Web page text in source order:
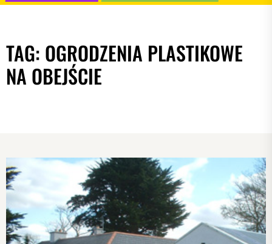
TAG: OGRODZENIA PLASTIKOWE
NA OBEJŚCIE